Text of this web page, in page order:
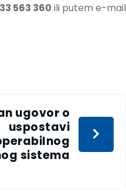
563 360 ili putem e-mail
ugovor o
uspostavi
sistema